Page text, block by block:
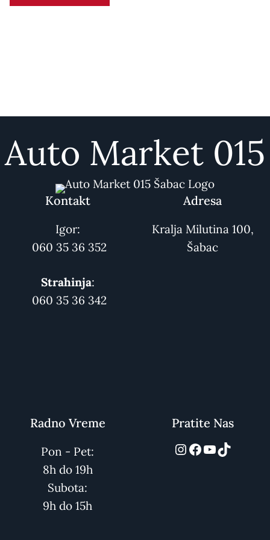
Kontakt
Igor:
060 35 36 352
Strahinja:
060 35 36 342
Adresa
Kralja Milutina 100,
Šabac
Auto Market 015
Radno Vreme
Pon - Pet:
8h do 19h
Subota:
9h do 15h
Pratite Nas
Facebook
YouTube
TikTok